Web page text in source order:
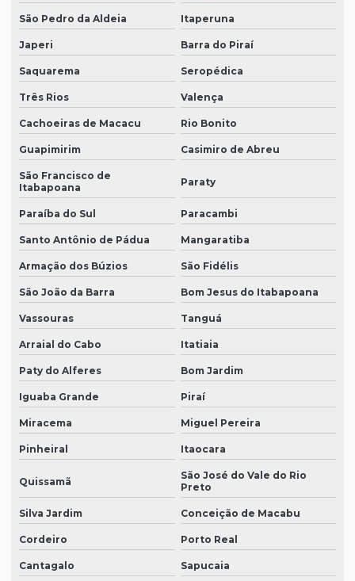
São Pedro da Aldeia Itaperuna
Japeri Barra do Piraí
Saquarema Seropédica
Três Rios Valença
Cachoeiras de Macacu Rio Bonito
Guapimirim Casimiro de Abreu
São Francisco de
Itabapoana
Paraty
Paraíba do Sul Paracambi
Santo Antônio de Pádua Mangaratiba
Armação dos Búzios São Fidélis
São João da Barra Bom Jesus do Itabapoana
Vassouras Tanguá
Arraial do Cabo Itatiaia
Paty do Alferes Bom Jardim
Iguaba Grande Piraí
Miracema Miguel Pereira
Pinheiral Itaocara
Quissamã
São José do Vale do Rio
Preto
Silva Jardim Conceição de Macabu
Cordeiro Porto Real
Cantagalo Sapucaia